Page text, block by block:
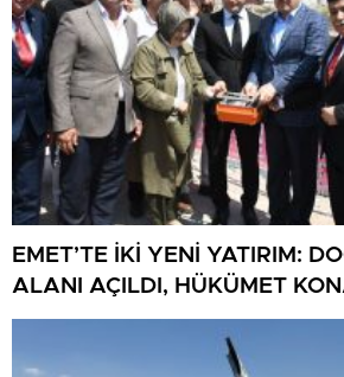
EMET’TE İKİ YENİ YATIRIM:
ALANI AÇILDI, HÜKÜMET
ATILDI